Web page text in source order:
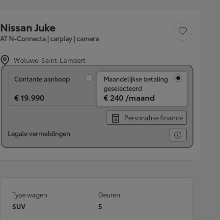
Nissan Juke
AT N-Connecta | carplay | camera
Voertuig opslaan
Woluwe-Saint-Lambert
Contante aankoop
€ 19.990
Maandelijkse betaling
geselecteerd
€ 240 /maand
Personalise finance
Legale vermeldingen
Type wagen
SUV
Deuren
5